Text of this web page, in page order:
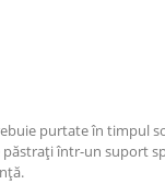
purtate în timpul
într-un suport